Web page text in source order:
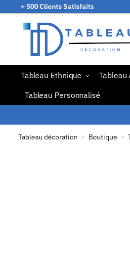
+ 500 Clients Satisfaits
Tableau Ethnique Tableau
Tableau Personnalisé
Tableau décoration » Boutique »